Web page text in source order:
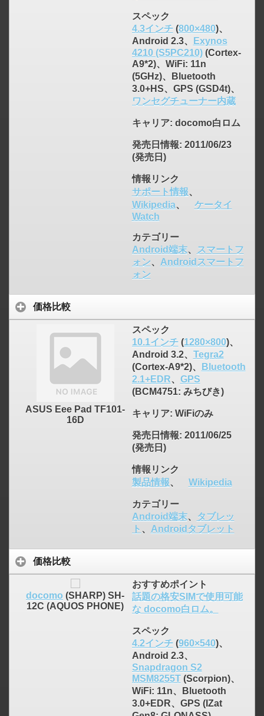
スペック
4.3インチ(800×480)、
Android 2.3、
Exynos
4210 (S5PC210)(Cortex-
A9*2)、WiFi: 11n
(5GHz)、Bluetooth
3.0+HS、GPS (GSD4t)、
ワンセグチューナー内蔵
キャリア: docomo白ロム
発売日情報: 2011/06/23
(発売日)
情報リンク
サポート情報、
Wikipedia、
ケータイ
Watch
カテゴリー
Android端末、
スマートフ
ォン、 Androidスマートフ
ォン
価格比較
ASUS Eee Pad TF101-
16D
スペック
10.1インチ(1280×800)、
Android 3.2、 Tegra2
(Cortex-A9*2)、
Bluetooth
2.1+EDR、 GPS
(BCM4751: みちびき)
キャリア: WiFiのみ
発売日情報: 2011/06/25
(発売日)
情報リンク
製品情報、 Wikipedia
カテゴリー
Android端末、
タブレッ
ト 、 Androidタブレット
価格比較
docomo (SHARP) SH-
12C (AQUOS PHONE)
おすすめポイント
話題の格安SIMで使用可能
な docomo白ロム。
スペック
4.2インチ(960×540)、
Android 2.3、
Snapdragon S2
MSM8255T(Scorpion)、
WiFi: 11n、Bluetooth
3.0+EDR、GPS (IZat